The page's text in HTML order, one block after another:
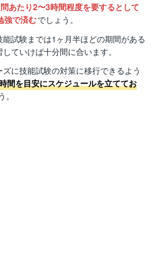
あたり2〜3時間程度を要するとして
強で済むでしょう。
試験までは1ヶ月半ほどの期間がある
ていけば十分間に合います。
に技能試験の対策に移行できるよう
間を目安にスケジュールを立ててお